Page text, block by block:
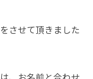
させて頂きました